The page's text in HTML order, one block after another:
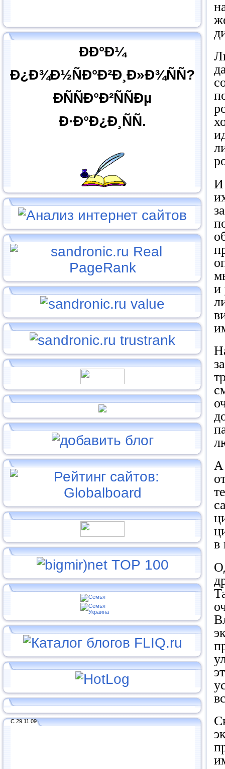
ÐÐ°Ð¼
Ð¿Ð¾Ð½ÑÐ°Ð²Ð¸Ð»Ð¾ÑÑ?
ÐÑÑÐ°Ð²ÑÑÐµ
Ð·Ð°Ð¿Ð¸ÑÑ.
С 29.11.09
И
и
А
в